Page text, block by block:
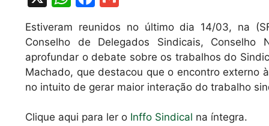
at
s
A
p
p
a
c
e
b
o
o
ai
l
Estiveram reunidos no último dia 14/03, na
Conselho de Delegados Sindicais,
aprofundar o debate sobre os trabalhos do
Machado, que destacou que o encontro externo
no intuito de gerar maior interação do trabalho
Clique aqui para ler o Inffo Sindical na íntegra.